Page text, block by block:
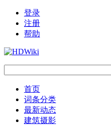
登录
注册
帮助
首页
词条分类
最新动态
建筑摄影